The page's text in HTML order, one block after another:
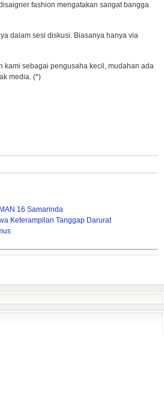
fashion mengatakan sangat bangga
dalam sesi diskusi. Biasanya hanya via
kami sebagai pengusaha kecil, mudahan ada
media. (*)
16 Samarinda
Keterampilan Tanggap Darurat